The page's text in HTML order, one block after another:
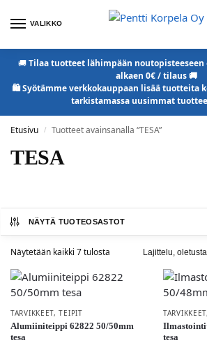
VALIKKO
🚚Tilaa tuotteet lähimpään
alkaen 0€ / tilaus 🚚
🛍️ Syötämme verkkokauppaan lisää tuotteita
tarkistamassa uusimmat
Etusivu / Tuotteet avainsanalla “TESA”
TESA
NÄYTÄ TUOTEOSASTOT
Näytetään kaikki 7 tulosta
TARVIKKEET,TEIPIT
Alumiiniteippi 62822 50/50mm
tesa
TARVIKKEET
tesa